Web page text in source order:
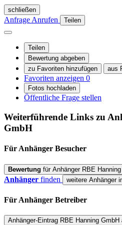
schließen
Anfrage Anrufen Teilen
Teilen
Bewertung abgeben
zu Favoriten hinzufügen
aus
Favoriten anzeigen 0
Fotos hochladen
Öffentliche Frage stellen
Weiterführende Links zu
GmbH
Für Anhänger Besucher
Bewertung für Anhänger RBE
Anhänger finden weitere Anhänger
Für Anhänger Betreiber
Anhänger-Eintrag RBE Hanning GmbH